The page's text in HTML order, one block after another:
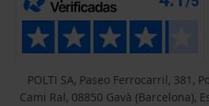
POLTI SA, Paseo Ferrocarril, 381,
Cami Ral, 08850 Gavà (Barcelona),